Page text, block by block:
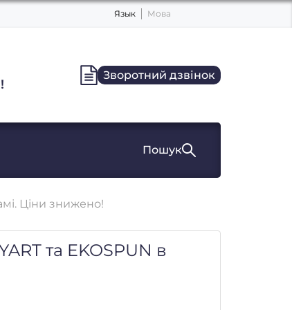
Язык Мова
Зворотний дзвінок
Пошук
Ціни знижено!
та EKOSPUN в